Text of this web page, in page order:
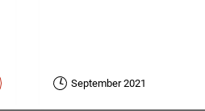
September 2021